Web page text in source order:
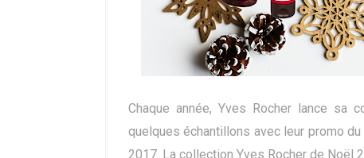
Chaque année, Yves Rocher lance
quelques échantillons avec leur promo
2017. La collection Yves Rocher de Noël